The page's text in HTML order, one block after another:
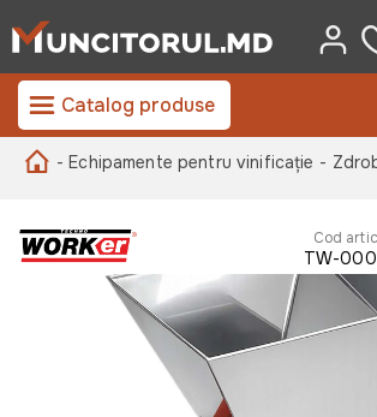
Catalog produse
- Echipamente pentru vinificație -
Cod
TW-